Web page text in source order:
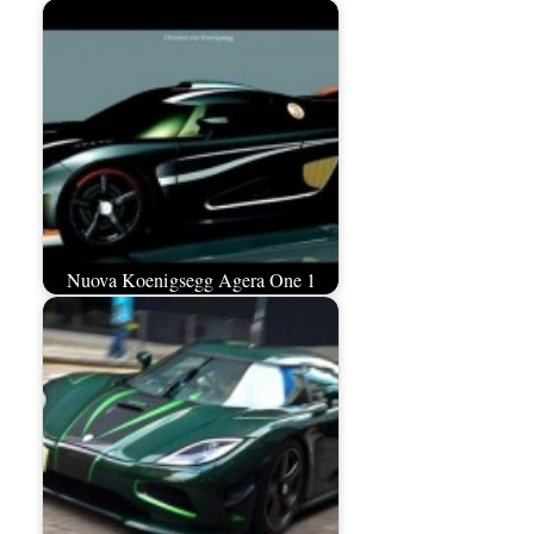
Nuova Koenigsegg Agera One 1